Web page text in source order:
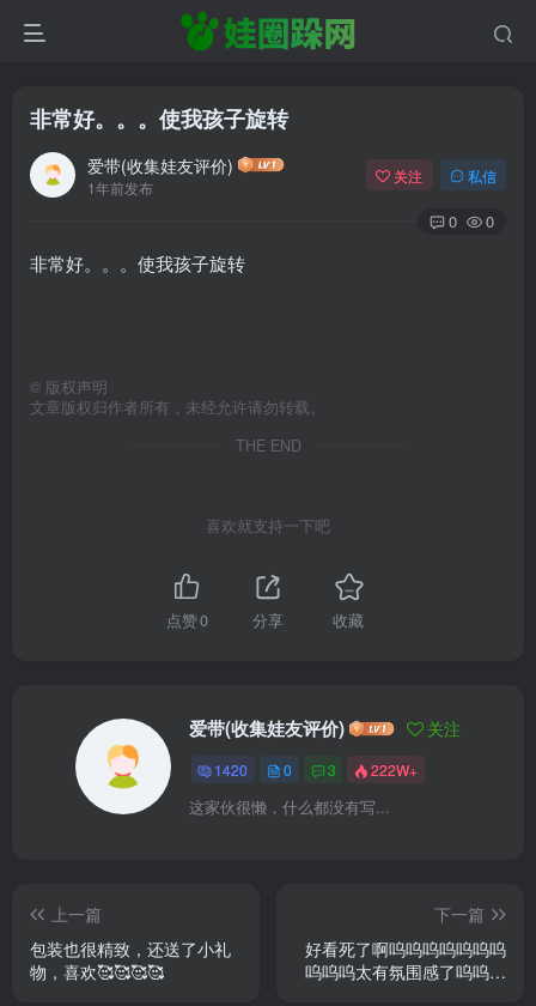
非常好。。。使我孩子旋转
爱带(收集娃友评价)
1年前发布
关注 私信
0 0
非常好。。。使我孩子旋转
© 版权声明
文章版权归作者所有，未经允许请勿转载。
THE END
喜欢就支持一下吧
点赞0 分享 收藏
爱带(收集娃友评价) 关注
1420 0 3 222W+
这家伙很懒，什么都没有写...
上一篇
包装也很精致，还送了小礼
物，喜欢🥰🥰🥰🥰
下一篇
好看死了啊呜呜呜呜呜呜呜
呜呜呜太有氛围感了呜呜呜